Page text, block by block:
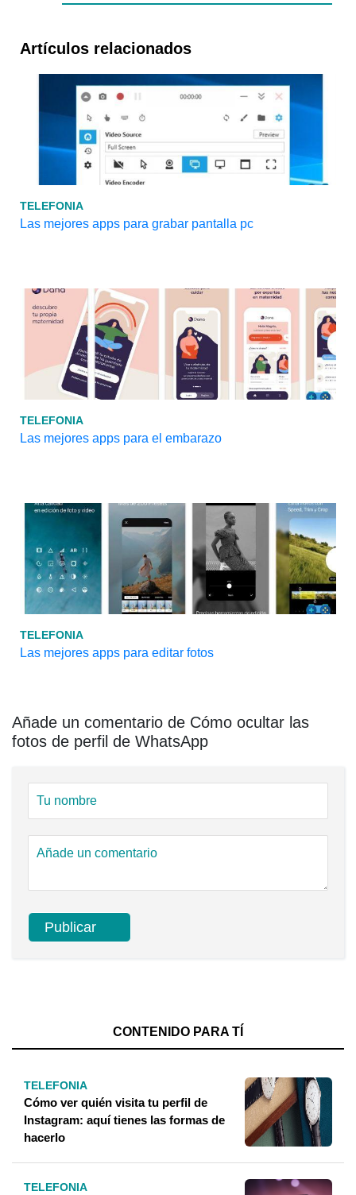
Artículos relacionados
TELEFONIA
Las mejores apps para grabar pantalla pc
TELEFONIA
Las mejores apps para el embarazo
TELEFONIA
Las mejores apps para editar fotos
Añade un comentario de Cómo ocultar las
fotos de perfil de WhatsApp
CONTENIDO PARA TÍ
TELEFONIA
Cómo ver quién visita tu perfil de
Instagram: aquí tienes las formas de
hacerlo
TELEFONIA